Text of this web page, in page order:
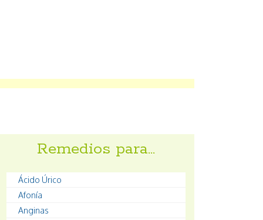
Remedios para…
Ácido Úrico
Afonía
Anginas